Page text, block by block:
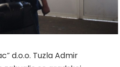
d.o.o. Tuzla Admir